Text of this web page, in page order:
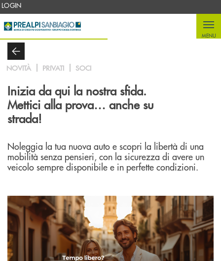
Salta al contenuto principale
LOGIN
MENU
NOVITÀ PRIVATI SOCI
Inizia da qui la nostra sfida.
Mettici alla prova… anche su
strada!
Noleggia la tua nuova auto e scopri la libertà di una
mobilità senza pensieri, con la sicurezza di avere un
veicolo sempre disponibile e in perfette condizioni.